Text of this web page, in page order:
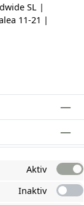
SL |
11-21 |
Aktiv
Inaktiv